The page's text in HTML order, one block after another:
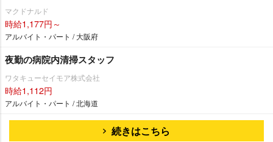
マクドナルド
時給1,177円～
アルバイト・パート / 大阪府
夜勤の病院内清掃スタッフ
ワタキューセイモア株式会社
時給1,112円
アルバイト・パート / 北海道
続きはこちら